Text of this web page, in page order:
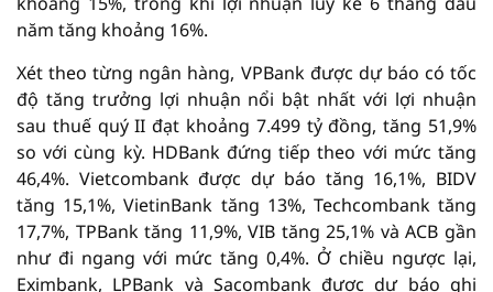
năm tăng khoảng 16%.
Xét theo từng ngân hàng, VPBank được dự báo có tốc
độ tăng trưởng lợi nhuận nổi bật nhất với lợi nhuận
sau thuế quý II đạt khoảng 7.499 tỷ đồng, tăng 51,9%
so với cùng kỳ. HDBank đứng tiếp theo với mức tăng
46,4%. Vietcombank được dự báo tăng 16,1%, BIDV
tăng 15,1%, VietinBank tăng 13%, Techcombank tăng
17,7%, TPBank tăng 11,9%, VIB tăng 25,1% và ACB gần
như đi ngang với mức tăng 0,4%. Ở chiều ngược lại,
Eximbank, LPBank và Sacombank được dự báo ghi